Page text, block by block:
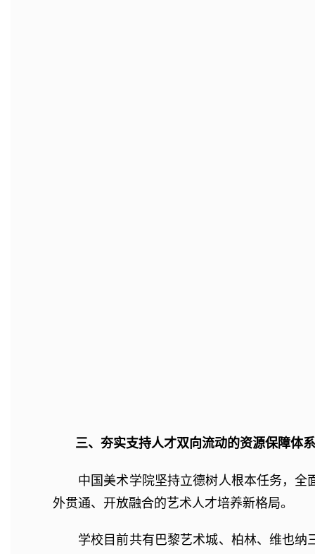
三、夯实支持人才双向流动的资源保障体
中国美术学院坚持立德树人根本任务，
外贯通、开放融合的艺术人才培养新格局。
学校目前共有巴黎艺术城、柏林、维也